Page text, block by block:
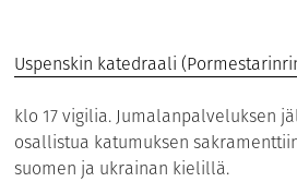
Uspenskin katedraali
klo 17 vigilia. Jumalanpalveluksen
osallistua katumuksen
suomen ja ukrainan kielillä.